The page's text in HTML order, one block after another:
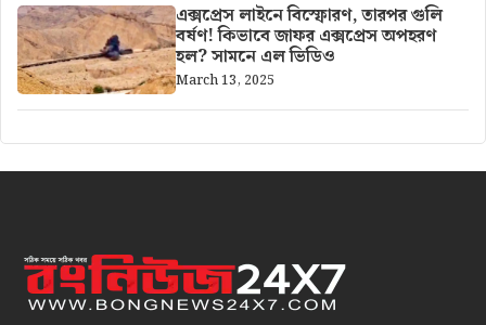
এক্সপ্রেস লাইনে বিস্ফোরণ, তারপর গুলি
বর্ষণ! কিভাবে জাফর এক্সপ্রেস অপহরণ
হল? সামনে এল ভিডিও
March 13, 2025